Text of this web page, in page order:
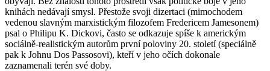
knihách nedávají smysl. Přestože svoji dizertaci (mimochodem
vedenou slavným marxistickým filozofem Fredericem Jamesonem)
psal o Philipu K. Dickovi, často se odkazuje spíše k americkým
sociálně-realistickým autorům první poloviny 20. století (speciálně
pak k Johnu Dos Passosovi), kteří v jeho očích dokonale
zaznamenali terén své doby.